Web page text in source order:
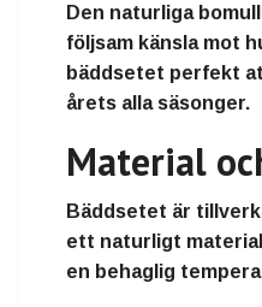
Den naturliga
följsam känsla mot
bäddsetet perfekt
årets alla säsonger.
Material
Bäddsetet är
ett naturligt
en behaglig